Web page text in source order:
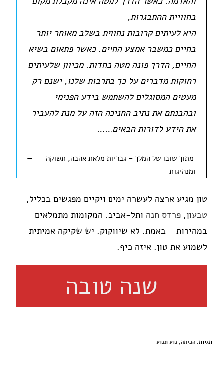
בחוויית ההתבגרות,
היא לעיתים קרובות נחווית בשלב מאוחר יותר
בחיים כמשבר אמצע החיים. כאשר פתאום בשיא
החיים, הדרך פונה מטה בחדות. מכיוון שלעיתים
רחוקות מדברים על כך בתרבות שלנו, ישנם רק
מעטים המסוגלים להשתמש בידע הפנימי
ובהבנתם את נתיב החניכה הזה על מנת להעביר
את הידע לדורות הבאים……
מתוך שובו של המלך – גבריות מלאת אהבה, תשוקה
ומנהיגות
טון מגיע ארצה לעשרה ימים ויקיים מפגשים בכליל,
טבעון,פרדס חנה ותל-אביב. המקומות מתמלאים
במהירות – באמת. לא שיווקוק. יש שקיקה אמיתית
לשמוע את טון. איזה כיף.
שנה טובה
תגיות:הביתה, נוע תנוע